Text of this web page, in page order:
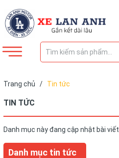
Trang chủ / Tin tức
Danh mục tin tức
TIN TỨC
Danh mục này đang cập nhật bài viết